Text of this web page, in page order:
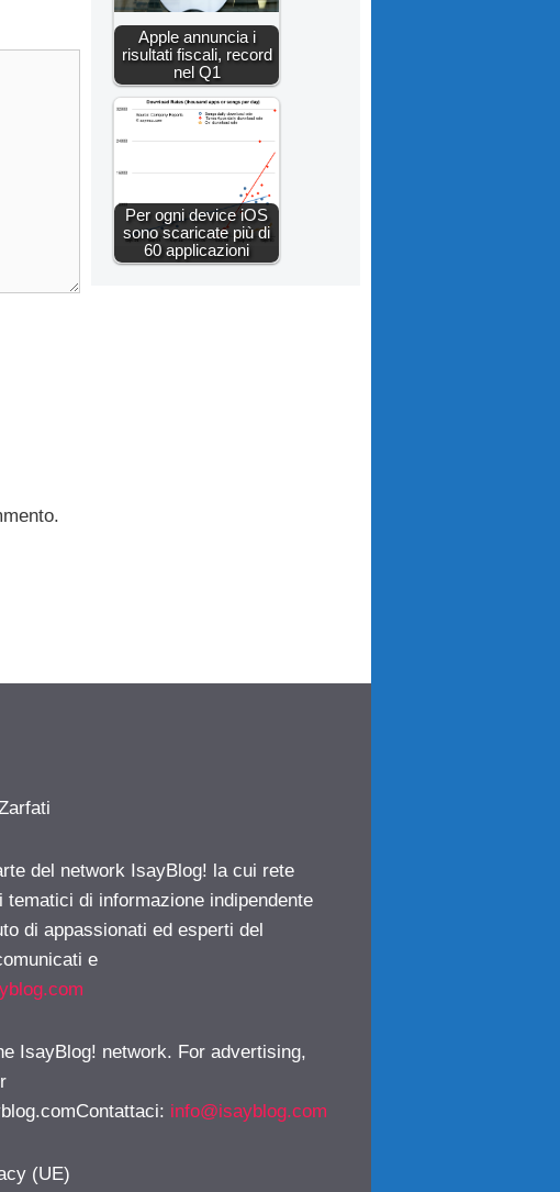
Apple annuncia i
risultati fiscali, record
nel Q1
Per ogni device iOS
sono scaricate più di
60 applicazioni
del network IsayBlog! la cui rete
di informazione indipendente
di appassionati ed esperti del
e
IsayBlog! network. For advertising,
: info@isayblog.com
(UE)